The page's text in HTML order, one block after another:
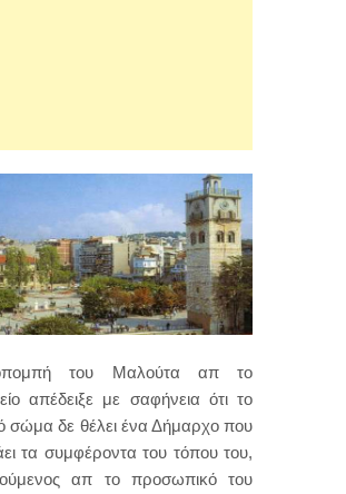
του Μαλούτα απ το
απέδειξε με σαφήνεια ότι το
σώμα δε θέλει ένα Δήμαρχο που
τα συμφέροντα του τόπου του,
απ το προσωπικό του